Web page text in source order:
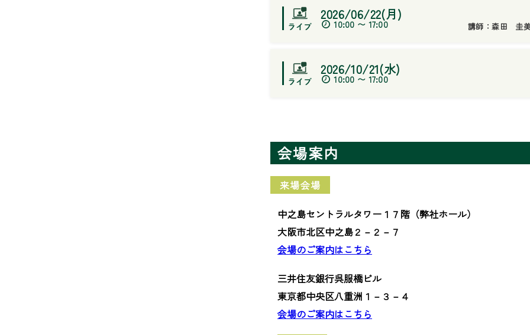
2026/06/22(月)
10:00 〜 17:00 講師：森田 圭
2026/10/21(水)
10:00 〜 17:00
会場案内
来場会場
中之島セントラルタワー１７階（弊社ホール）
大阪市北区中之島２－２－７
会場のご案内はこちら
三井住友銀行呉服橋ビル
東京都中央区八重洲１－３－４
会場のご案内はこちら